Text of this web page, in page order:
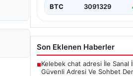
BTC 3091329
Son Eklenen Haberler
■Kelebek chat adresi İle Sanal
Güvenli Adresi Ve Sohbet